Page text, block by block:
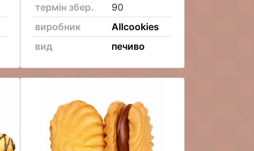
термін збер.
90
виробник
Allcookies
вид
печиво